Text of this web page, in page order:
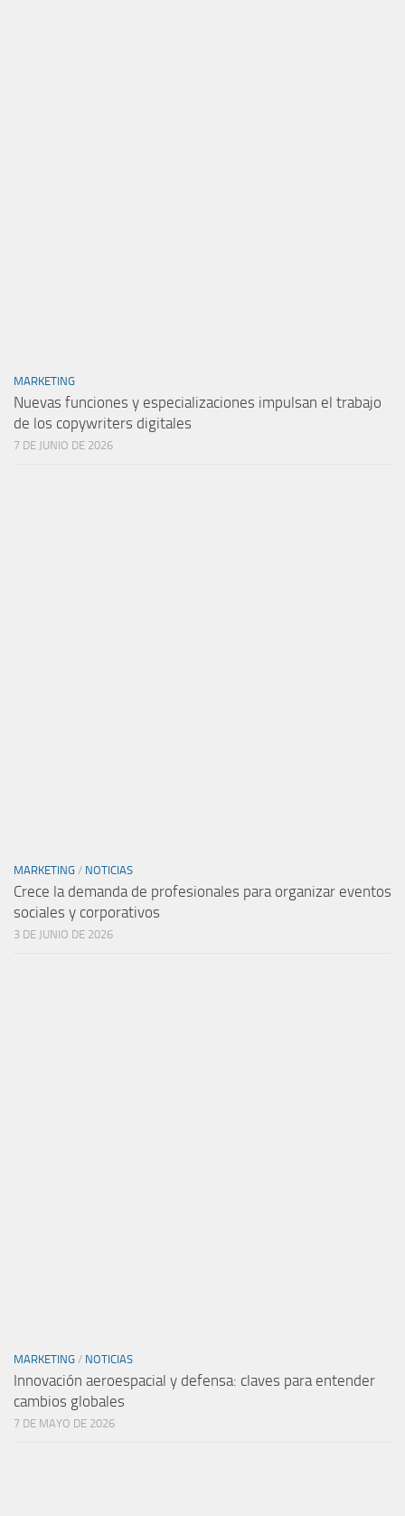
MARKETING
Nuevas funciones y especializaciones impulsan el trabajo
de los copywriters digitales
7 DE JUNIO DE 2026
MARKETING / NOTICIAS
Crece la demanda de profesionales para organizar eventos
sociales y corporativos
3 DE JUNIO DE 2026
MARKETING / NOTICIAS
Innovación aeroespacial y defensa: claves para entender
cambios globales
7 DE MAYO DE 2026